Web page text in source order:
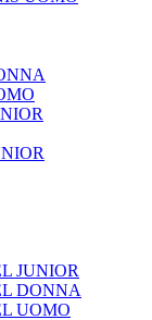
JUNIOR
DONNA
UOMO